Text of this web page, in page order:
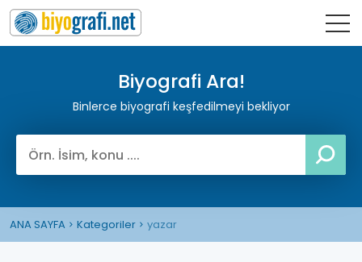
Biyografi Ara!
Binlerce biyografi keşfedilmeyi bekliyor
ANA SAYFA Kategoriler yazar